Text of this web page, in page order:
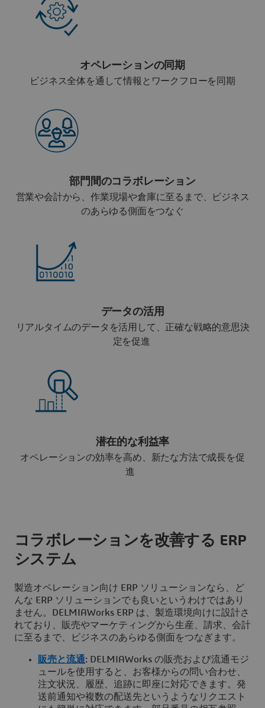
オペレーションの同期
ビジネス全体を通して情報とワークフローを同期
部門間のコラボレーション
営業や会計から、作業現場や倉庫に至るまで、ビジネス
のあらゆる側面をつなぐ
データの活用
リアルタイムのデータを活用して、正確な戦略的意思決
定を促進
潜在的な利益率
オペレーションの効率を高め、新たな方法で成長を促
進
コラボレーションを改善する ERP
システム
製造オペレーション向け ERP ソリューションなら、ど
んな ERP ソリューションでも良いというわけではあり
ません。DELMIAWorks ERP は、製造環境向けに設計さ
れており、販売やマーケティングから生産、請求、会計
に至るまで、ビジネスのあらゆる側面をつなぎます。
販売と流通: DELMIAWorks の販売および流通モジ
ュールを使用すると、お客様からの問い合わせ、
注文状況、履歴、追跡に即座に対応できます。発
送前通知や複数の配送先というようなリクエスト